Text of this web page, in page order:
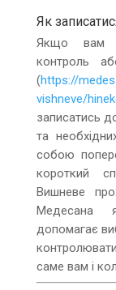
Як
Якщо вам
контроль
(https://
vishneve/
записатись
та
собою
короткий
Вишневе
Медесана
допомагає
саме вам і